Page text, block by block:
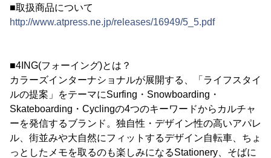
■取扱商品について
http://www.atpress.ne.jp/releases/16949/5_5.pdf
■4ING(フォーイング)とは？
カラーズインターナショナルが展開する、「ライフスタイ
ルの提案」をテーマにSurfing・Snowboarding・
Skateboarding・Cyclingの4つのキーワードからカルチャ
ーを発信するブランド。独自性・デザイン性の高いアパレ
ル、街並みや大自然にフィットするデザイン自転車、ちょ
っとしたメモを取るのも楽しみになるStationery、そばに